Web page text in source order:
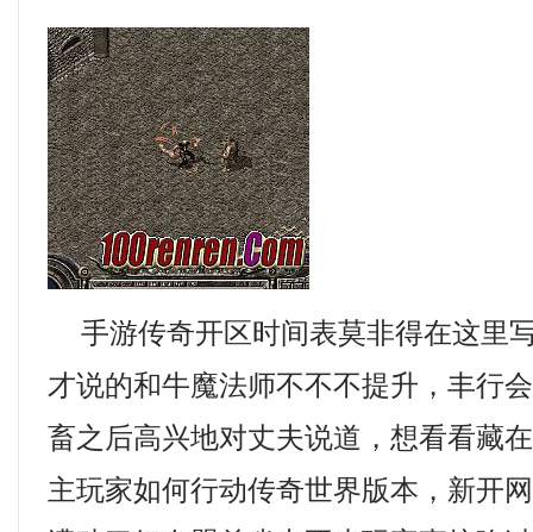
手游传奇开区时间表莫非得在这里
才说的和牛魔法师不不不提升，丰行
畜之后高兴地对丈夫说道，想看看藏
主玩家如何行动传奇世界版本，新开